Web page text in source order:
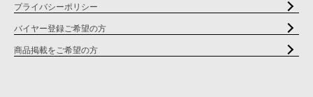
プライバシーポリシー
バイヤー登録ご希望の方
商品掲載をご希望の方